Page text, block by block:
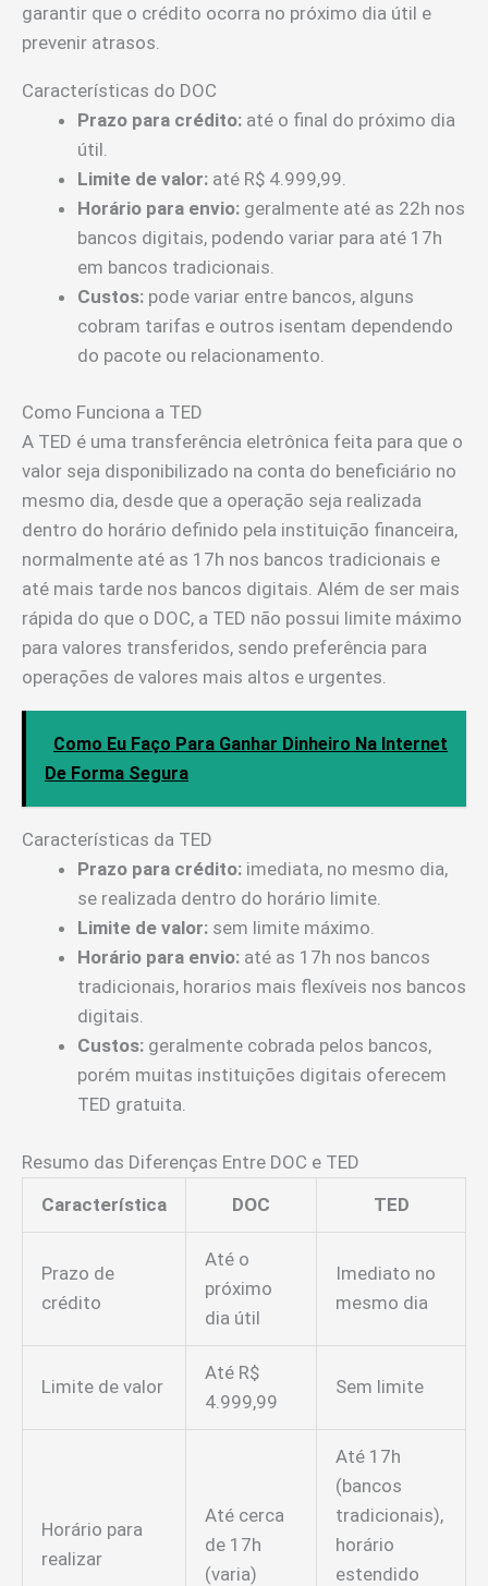
garantir que o crédito ocorra no próximo dia útil e
prevenir atrasos.
Características do DOC
Prazo para crédito: até o final do próximo dia
útil.
Limite de valor: até R$ 4.999,99.
Horário para envio: geralmente até as 22h nos
bancos digitais, podendo variar para até 17h
em bancos tradicionais.
Custos: pode variar entre bancos, alguns
cobram tarifas e outros isentam dependendo
do pacote ou relacionamento.
Como Funciona a TED
A TED é uma transferência eletrônica feita para que o
valor seja disponibilizado na conta do beneficiário no
mesmo dia, desde que a operação seja realizada
dentro do horário definido pela instituição financeira,
normalmente até as 17h nos bancos tradicionais e
até mais tarde nos bancos digitais. Além de ser mais
rápida do que o DOC, a TED não possui limite máximo
para valores transferidos, sendo preferência para
operações de valores mais altos e urgentes.
Como Eu Faço Para Ganhar Dinheiro Na Internet
De Forma Segura
Características da TED
Prazo para crédito: imediata, no mesmo dia,
se realizada dentro do horário limite.
Limite de valor: sem limite máximo.
Horário para envio: até as 17h nos bancos
tradicionais, horarios mais flexíveis nos bancos
digitais.
Custos: geralmente cobrada pelos bancos,
porém muitas instituições digitais oferecem
TED gratuita.
Resumo das Diferenças Entre DOC e TED
Característica
DOC TED
Prazo de
crédito
Até o
próximo
dia útil
Imediato no
mesmo dia
Limite de valor
Até R$
4.999,99
Sem limite
Horário para
realizar
Até cerca
de 17h
(varia)
Até 17h
(bancos
tradicionais),
horário
estendido